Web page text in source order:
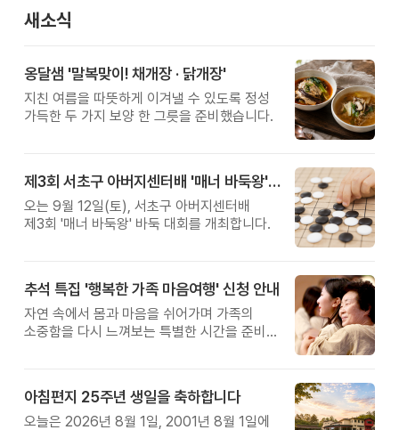
새소식
옹달샘 '말복맞이! 채개장 · 닭개장'
지친 여름을 따뜻하게 이겨낼 수 있도록 정성
가득한 두 가지 보양 한 그릇을 준비했습니다.
제3회 서초구 아버지센터배 '매너 바둑왕' 대회
오는 9월 12일(토), 서초구 아버지센터배
제3회 '매너 바둑왕' 바둑 대회를 개최합니다.
추석 특집 '행복한 가족 마음여행' 신청 안내
자연 속에서 몸과 마음을 쉬어가며 가족의
소중함을 다시 느껴보는 특별한 시간을 준비해
아침편지 25주년 생일을 축하합니다
오늘은 2026년 8월 1일, 2001년 8월 1일에